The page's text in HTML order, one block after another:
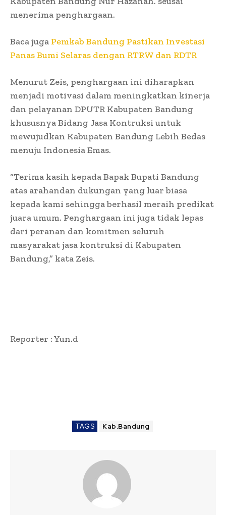
menerima penghargaan.
Baca juga Pemkab Bandung Pastikan Investasi
Panas Bumi Selaras dengan RTRW dan RDTR
Menurut Zeis, penghargaan ini diharapkan
menjadi motivasi dalam meningkatkan kinerja
dan pelayanan DPUTR Kabupaten Bandung
khususnya Bidang Jasa Kontruksi untuk
mewujudkan Kabupaten Bandung Lebih Bedas
menuju Indonesia Emas.
“Terima kasih kepada Bapak Bupati Bandung
atas arahandan dukungan yang luar biasa
kepada kami sehingga berhasil meraih predikat
juara umum. Penghargaan ini juga tidak lepas
dari peranan dan komitmen seluruh
masyarakat jasa kontruksi di Kabupaten
Bandung,” kata Zeis.
Reporter : Yun.d
TAGS Kab.Bandung